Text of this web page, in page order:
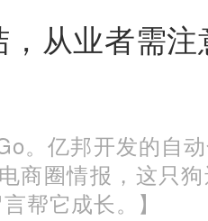
从业者需注
。亿邦开发的自
商圈情报，这只
帮它成长。】